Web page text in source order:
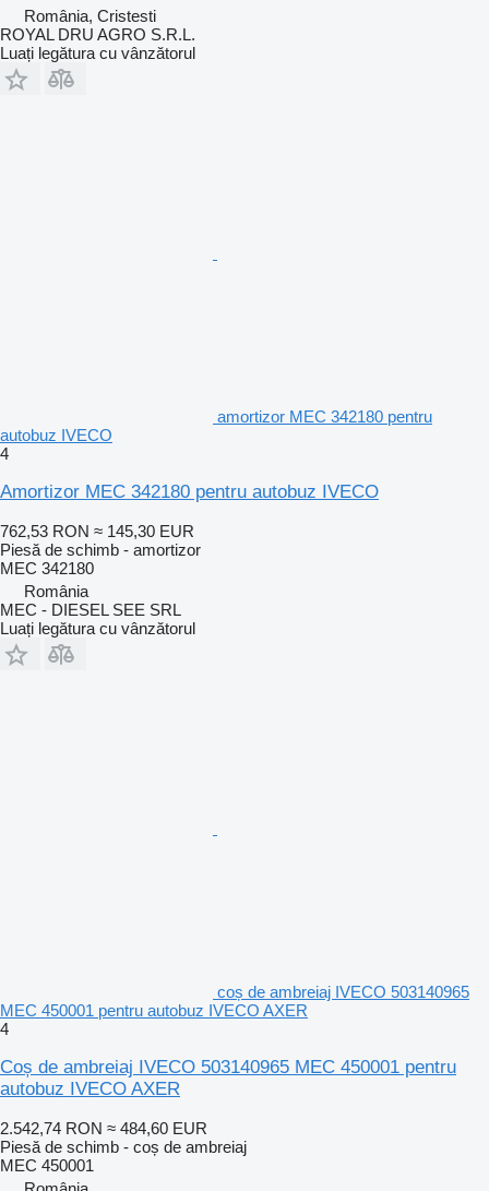
România, Cristesti
ROYAL DRU AGRO S.R.L.
Luați legătura cu vânzătorul
amortizor MEC 342180 pentru
autobuz IVECO
4
Amortizor MEC 342180 pentru autobuz IVECO
762,53 RON ≈ 145,30 EUR
Piesă de schimb - amortizor
MEC 342180
România
MEC - DIESEL SEE SRL
Luați legătura cu vânzătorul
coș de ambreiaj IVECO 503140965
MEC 450001 pentru autobuz IVECO AXER
4
Coș de ambreiaj IVECO 503140965 MEC 450001 pentru
autobuz IVECO AXER
2.542,74 RON ≈ 484,60 EUR
Piesă de schimb - coș de ambreiaj
MEC 450001